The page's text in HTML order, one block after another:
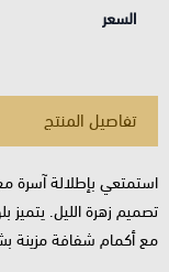
السعر
تفاصيل المنتج
استمتعي بإطلالة آسرة
تصميم زهرة الليل. يتميز
مع أكمام شفافة مزينة